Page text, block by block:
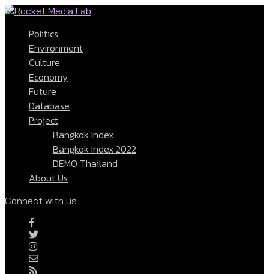
Politics
Environment
Culture
Economy
Future
Database
Project
Bangkok Index
Bangkok Index 2022
DEMO Thailand
About Us
Connect with us